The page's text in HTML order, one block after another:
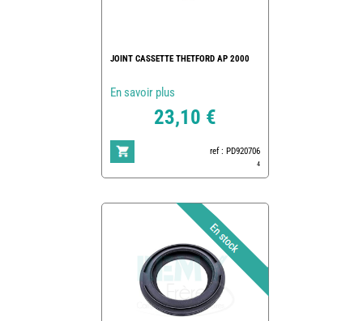
JOINT CASSETTE THETFORD AP 2000
En savoir plus
23,10 €
ref : PD920706
4